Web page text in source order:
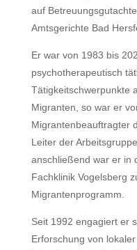
auf
Amtsgerichte Bad
Er war von 1983 bis
psychotherapeutisch
Tätigkeitschwerpunkte
Migranten, so war er
Migrantenbeauftragter
Leiter der
anschließend war er in
Fachklinik Vogelsberg
Migrantenprogramm.
Seit 1992 engagiert er
Erforschung von